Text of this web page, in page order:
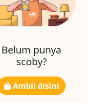
Belum punya
scoby?
Ambil disini